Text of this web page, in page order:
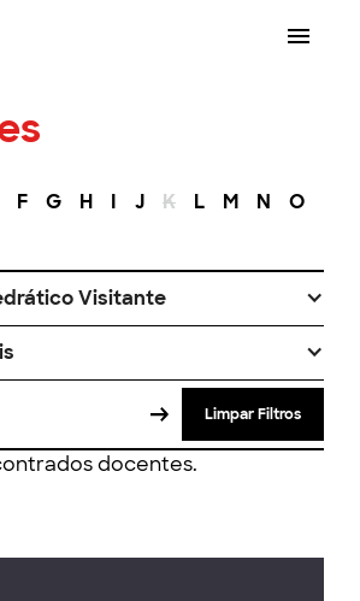
F G H I J K L M N O
Visitante
Limpar Filtros
docentes.